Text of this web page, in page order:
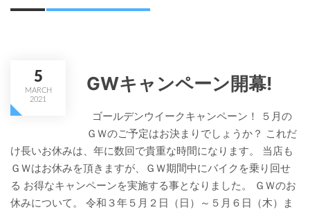
5
MARCH
2021
GWキャンペーン開幕!
ゴールデンウイークキャンペーン！ ５月の
ＧＷのご予定はお決まりでしょうか？ これだ
け長いお休みは、年に数回で貴重な時間になります。 当店も
ＧＷはお休みを頂きますが、ＧＷ期間中にバイクを乗り回せ
る お得なキャンペーンを実施する事となりました。 ＧＷのお
休みについて。 令和３年５月２日（日）～５月６日（木）ま